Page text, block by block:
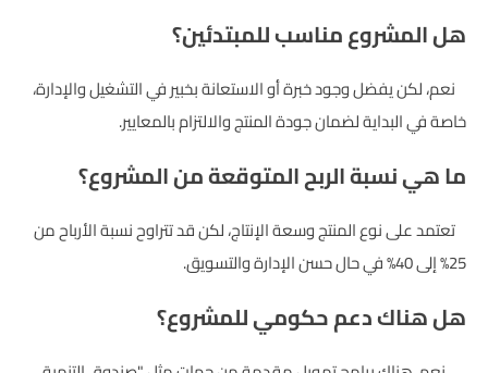
هل المشروع مناسب للمبتدئين؟
نعم، لكن يفضل وجود خبرة أو الاستعانة بخبير في التشغيل والإدارة،
خاصة في البداية لضمان جودة المنتج والالتزام بالمعايير.
ما هي نسبة الربح المتوقعة من المشروع؟
تعتمد على نوع المنتج وسعة الإنتاج، لكن قد تتراوح نسبة الأرباح من
25% إلى 40% في حال حسن الإدارة والتسويق.
هل هناك دعم حكومي للمشروع؟